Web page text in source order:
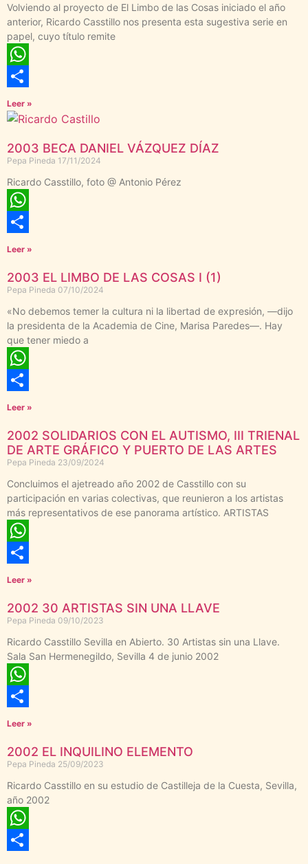
Volviendo al proyecto de El Limbo de las Cosas iniciado el año
anterior, Ricardo Casstillo nos presenta esta sugestiva serie en
papel, cuyo título remite
WhatsApp
Compartir
Leer »
2003 BECA DANIEL VÁZQUEZ DÍAZ
Pepa Pineda 17/11/2024
Ricardo Casstillo, foto @ Antonio Pérez
WhatsApp
Compartir
Leer »
2003 EL LIMBO DE LAS COSAS I (1)
Pepa Pineda 07/10/2024
«No debemos temer la cultura ni la libertad de expresión, —dijo
la presidenta de la Academia de Cine, Marisa Paredes—. Hay
que tener miedo a
WhatsApp
Compartir
Leer »
2002 SOLIDARIOS CON EL AUTISMO, III TRIENAL
DE ARTE GRÁFICO Y PUERTO DE LAS ARTES
Pepa Pineda 23/09/2024
Concluimos el ajetreado año 2002 de Casstillo con su
participación en varias colectivas, que reunieron a los artistas
más representativos de ese panorama artístico. ARTISTAS
WhatsApp
Compartir
Leer »
2002 30 ARTISTAS SIN UNA LLAVE
Pepa Pineda 09/10/2023
Ricardo Casstillo Sevilla en Abierto. 30 Artistas sin una Llave.
Sala San Hermenegildo, Sevilla 4 de junio 2002
WhatsApp
Compartir
Leer »
2002 EL INQUILINO ELEMENTO
Pepa Pineda 25/09/2023
Ricardo Casstillo en su estudio de Castilleja de la Cuesta, Sevilla,
año 2002
WhatsApp